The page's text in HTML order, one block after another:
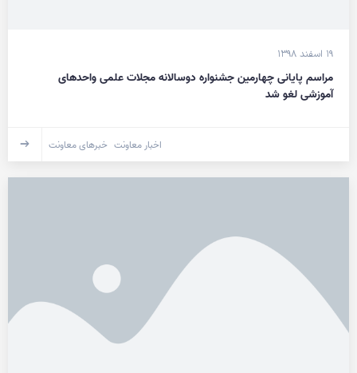
۱۹ اسفند ۱۳۹۸
مراسم پایانی چهارمین جشنواره دوسالانه مجلات علمی واحدهای
آموزشی لغو شد
اخبار معاونت خبرهای معاونت